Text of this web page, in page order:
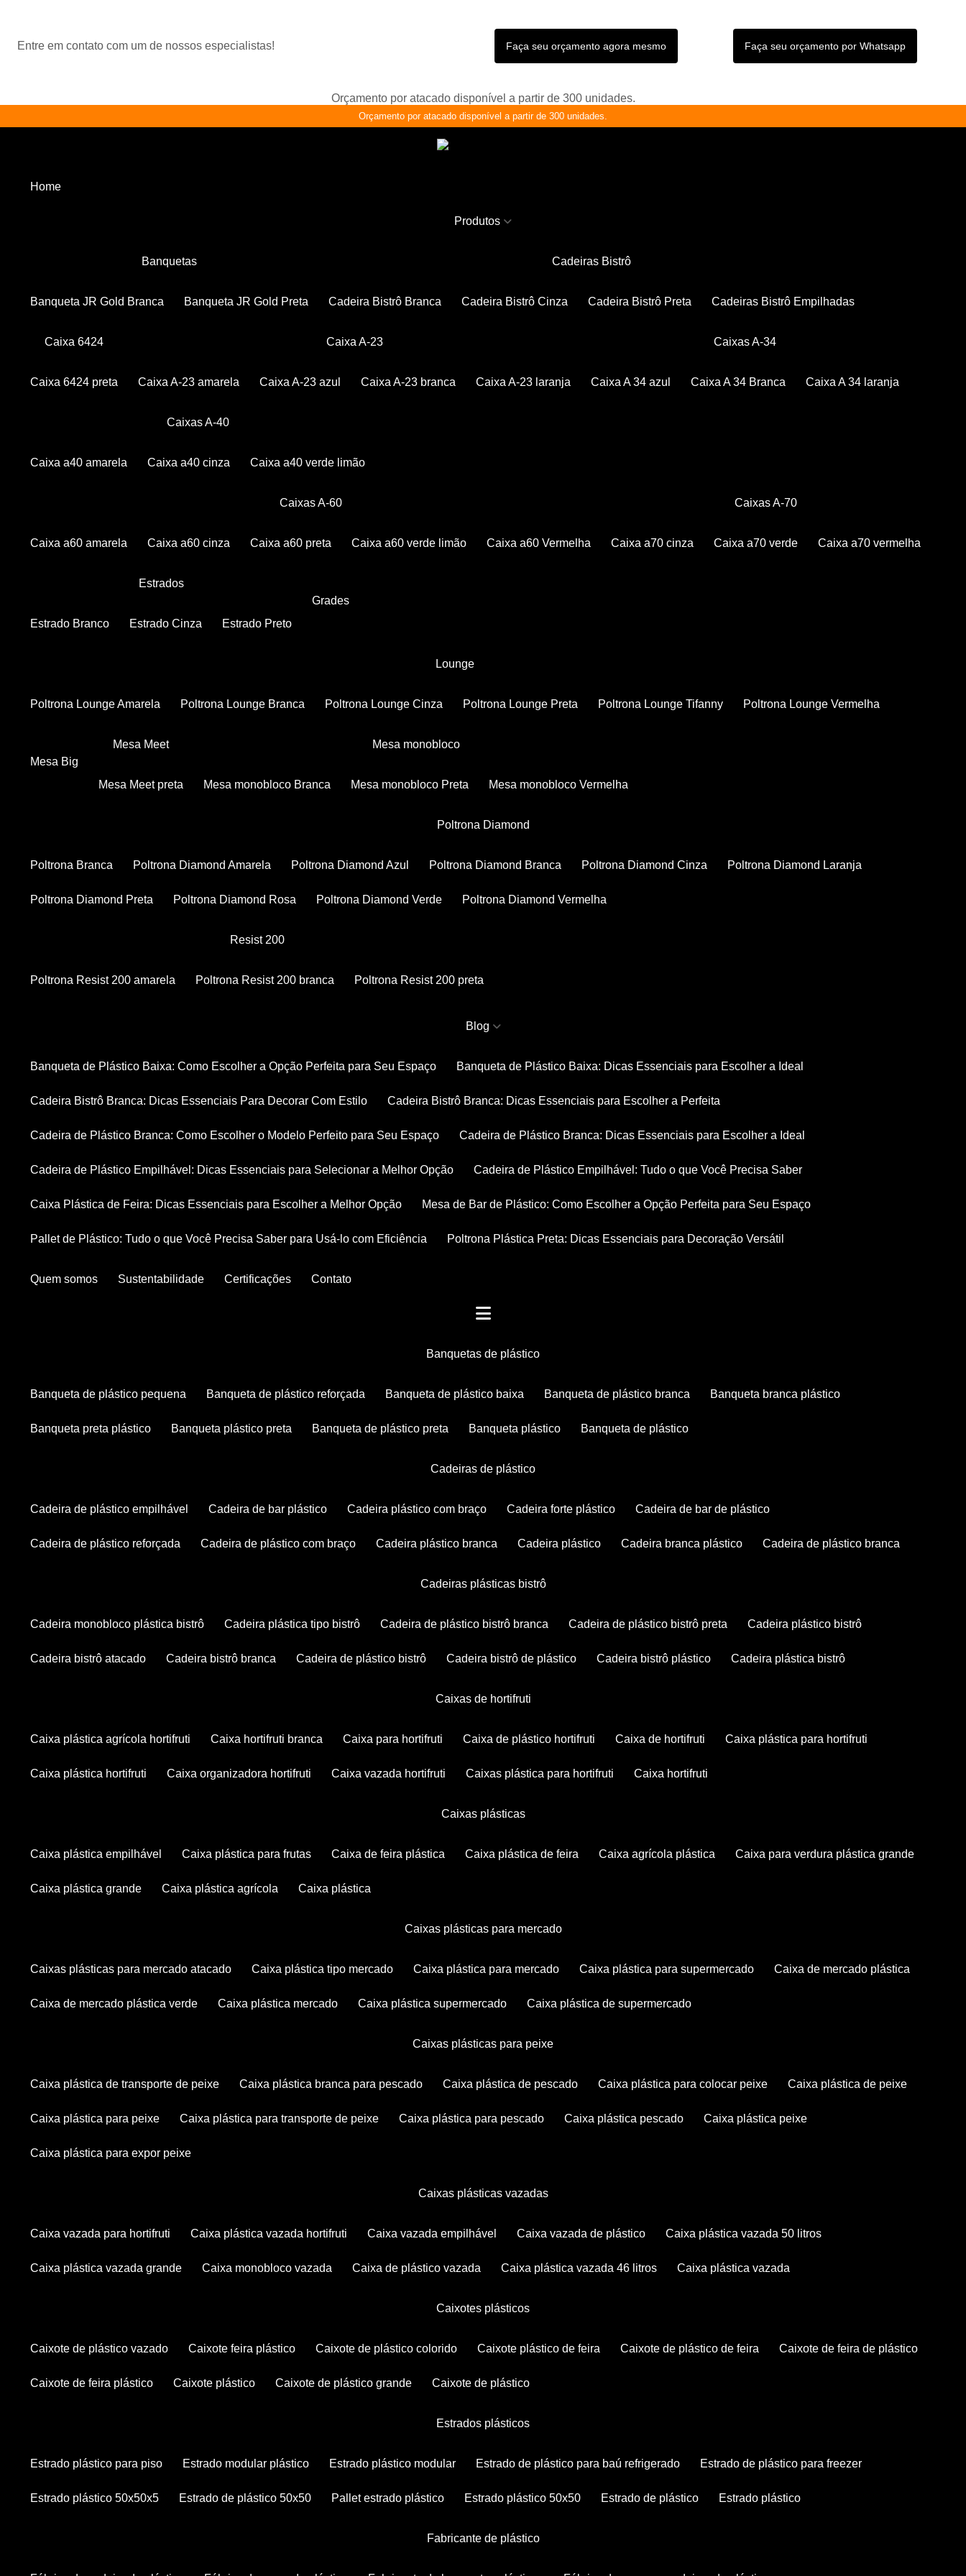
Entre em contato com um de nossos especialistas! Faça seu orçamento agora mesmo Faça seu orçamento por Whatsapp
Orçamento por atacado disponível a partir de 300 unidades.
Orçamento por atacado disponível a partir de 300 unidades.
Home
Produtos
Banquetas
Banqueta JR Gold Branca Banqueta JR Gold Preta
Cadeiras Bistrô
Cadeira Bistrô Branca Cadeira Bistrô Cinza Cadeira Bistrô Preta Cadeiras Bistrô Empilhadas
Caixa 6424
Caixa 6424 preta
Caixa A-23
Caixa A-23 amarela Caixa A-23 azul Caixa A-23 branca Caixa A-23 laranja
Caixas A-34
Caixa A 34 azul Caixa A 34 Branca Caixa A 34 laranja
Caixas A-40
Caixa a40 amarela Caixa a40 cinza Caixa a40 verde limão
Caixas A-60
Caixa a60 amarela Caixa a60 cinza Caixa a60 preta Caixa a60 verde limão Caixa a60 Vermelha
Caixas A-70
Caixa a70 cinza Caixa a70 verde Caixa a70 vermelha
Estrados
Estrado Branco Estrado Cinza Estrado Preto
Grades
Lounge
Poltrona Lounge Amarela Poltrona Lounge Branca Poltrona Lounge Cinza Poltrona Lounge Preta Poltrona Lounge Tifanny Poltrona Lounge Vermelha
Mesa Big
Mesa Meet
Mesa Meet preta
Mesa monobloco
Mesa monobloco Branca Mesa monobloco Preta Mesa monobloco Vermelha
Poltrona Diamond
Poltrona Branca Poltrona Diamond Amarela Poltrona Diamond Azul Poltrona Diamond Branca Poltrona Diamond Cinza Poltrona Diamond Laranja
Poltrona Diamond Preta Poltrona Diamond Rosa Poltrona Diamond Verde Poltrona Diamond Vermelha
Resist 200
Poltrona Resist 200 amarela Poltrona Resist 200 branca Poltrona Resist 200 preta
Blog
Banqueta de Plástico Baixa: Como Escolher a Opção Perfeita para Seu Espaço Banqueta de Plástico Baixa: Dicas Essenciais para Escolher a Ideal
Cadeira Bistrô Branca: Dicas Essenciais Para Decorar Com Estilo Cadeira Bistrô Branca: Dicas Essenciais para Escolher a Perfeita
Cadeira de Plástico Branca: Como Escolher o Modelo Perfeito para Seu Espaço Cadeira de Plástico Branca: Dicas Essenciais para Escolher a Ideal
Cadeira de Plástico Empilhável: Dicas Essenciais para Selecionar a Melhor Opção Cadeira de Plástico Empilhável: Tudo o que Você Precisa Saber
Caixa Plástica de Feira: Dicas Essenciais para Escolher a Melhor Opção Mesa de Bar de Plástico: Como Escolher a Opção Perfeita para Seu Espaço
Pallet de Plástico: Tudo o que Você Precisa Saber para Usá-lo com Eficiência Poltrona Plástica Preta: Dicas Essenciais para Decoração Versátil
Quem somos Sustentabilidade Certificações Contato
banquetas de plástico
banqueta de plástico pequena banqueta de plástico reforçada banqueta de plástico baixa banqueta de plástico branca banqueta branca plástico
banqueta preta plástico banqueta plástico preta banqueta de plástico preta banqueta plástico banqueta de plástico
cadeiras de plástico
cadeira de plástico empilhável cadeira de bar plástico cadeira plástico com braço cadeira forte plástico cadeira de bar de plástico
cadeira de plástico reforçada cadeira de plástico com braço cadeira plástico branca cadeira plástico cadeira branca plástico cadeira de plástico branca
cadeiras plásticas bistrô
cadeira monobloco plástica bistrô cadeira plástica tipo bistrô cadeira de plástico bistrô branca cadeira de plástico bistrô preta cadeira plástico bistrô
cadeira bistrô atacado cadeira bistrô branca cadeira de plástico bistrô cadeira bistrô de plástico cadeira bistrô plástico cadeira plástica bistrô
caixas de hortifruti
caixa plástica agrícola hortifruti caixa hortifruti branca caixa para hortifruti caixa de plástico hortifruti caixa de hortifruti caixa plástica para hortifruti
caixa plástica hortifruti caixa organizadora hortifruti caixa vazada hortifruti caixas plástica para hortifruti caixa hortifruti
caixas plásticas
caixa plástica empilhável caixa plástica para frutas caixa de feira plástica caixa plástica de feira caixa agrícola plástica caixa para verdura plástica grande
caixa plástica grande caixa plástica agrícola caixa plástica
caixas plásticas para mercado
caixas plásticas para mercado atacado caixa plástica tipo mercado caixa plástica para mercado caixa plástica para supermercado caixa de mercado plástica
caixa de mercado plástica verde caixa plástica mercado caixa plástica supermercado caixa plástica de supermercado
caixas plásticas para peixe
caixa plástica de transporte de peixe caixa plástica branca para pescado caixa plástica de pescado caixa plástica para colocar peixe caixa plástica de peixe
caixa plástica para peixe caixa plástica para transporte de peixe caixa plástica para pescado caixa plástica pescado caixa plástica peixe
caixa plástica para expor peixe
caixas plásticas vazadas
caixa vazada para hortifruti caixa plástica vazada hortifruti caixa vazada empilhável caixa vazada de plástico caixa plástica vazada 50 litros
caixa plástica vazada grande caixa monobloco vazada caixa de plástico vazada caixa plástica vazada 46 litros caixa plástica vazada
caixotes plásticos
caixote de plástico vazado caixote feira plástico caixote de plástico colorido caixote plástico de feira caixote de plástico de feira caixote de feira de plástico
caixote de feira plástico caixote plástico caixote de plástico grande caixote de plástico
estrados plásticos
estrado plástico para piso estrado modular plástico estrado plástico modular estrado de plástico para baú refrigerado estrado de plástico para freezer
estrado plástico 50x50x5 estrado de plástico 50x50 pallet estrado plástico estrado plástico 50x50 estrado de plástico estrado plástico
fabricante de plástico